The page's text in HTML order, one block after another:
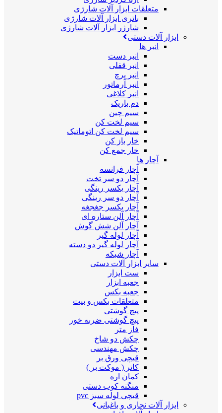
متعلقات ابزار آلات شارژی
باتری ابزار آلات شارژی
شارژر ابزار آلات شارژی
ابزار آلات دستی
انبر ها
انبر دست
انبر قفلی
انبر پرچ
انبر آرماتور
انبر کلاغی
دم باریک
سیم چین
سیم لخت کن
سیم لخت کن اتوماتیک
خار باز کن
خار جمع کن
آچار ها
آچار فرانسه
آچار دو سر تخت
آچار یکسر رینگی
آچار دو سر رینگی
آچار یکسر جغجغه
آچار آلن ستاره ای
آچار آلن شش گوش
آچار لوله گیر
آچار لوله گیر دو دسته
آچار شبکه
سایر ابزار آلات دستی
ست ابزار
جعبه ابزار
جعبه بکس
متعلقات بکس و بیت
پیچ گوشتی
پیچ گوشتی ضربه خور
فاز متر
چکش دو شاخ
چکش مهندسی
قیچی ورق بر
کاتر ( موکت بر )
کمان اره
منگنه کوب دستی
قیچی لوله سبز pvc
ابزار آلات نجاری و باغبانی